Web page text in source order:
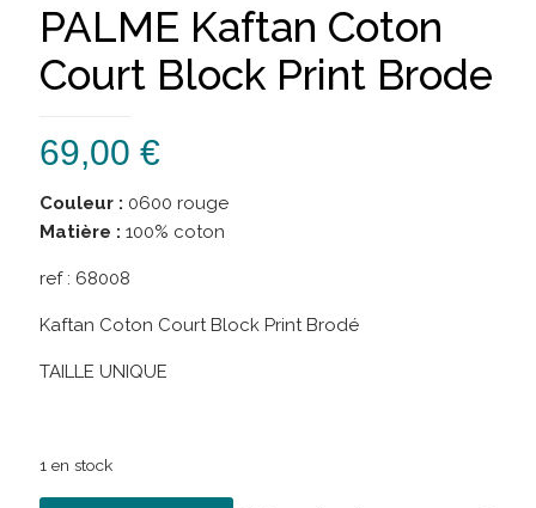
PALME Kaftan Coton
Court Block Print Brode
69,00 €
Couleur : 0600 rouge
Matière : 100% coton
ref : 68008
Kaftan Coton Court Block Print Brodé
TAILLE UNIQUE
1 en stock